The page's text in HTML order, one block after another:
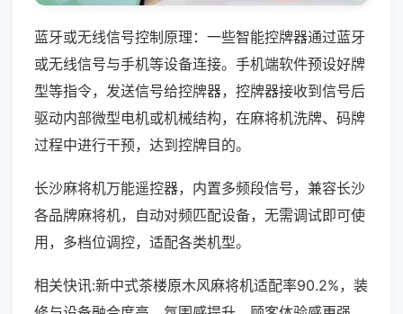
蓝牙或无线信号控制原理：一些智能控牌器通过蓝牙
或无线信号与手机等设备连接。手机端软件预设好牌
型等指令，发送信号给控牌器，控牌器接收到信号后
驱动内部微型电机或机械结构，在麻将机洗牌、码牌
过程中进行干预，达到控牌目的。
长沙麻将机万能遥控器，内置多频段信号，兼容长沙
各品牌麻将机，自动对频匹配设备，无需调试即可使
用，多档位调控，适配各类机型。
相关快讯:新中式茶楼原木风麻将机适配率90.2%，装